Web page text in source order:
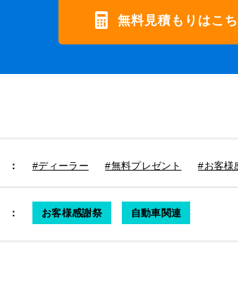
無料見積もりはこ
： #ディーラー #無料プレゼント #お客様
： お客様感謝祭 自動車関連